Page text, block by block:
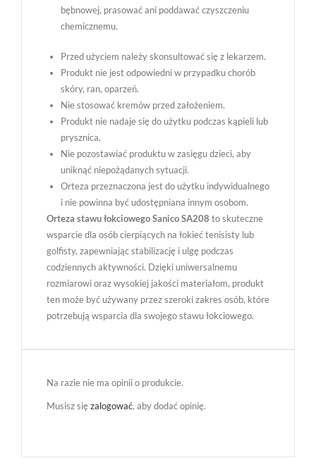
bębnowej, prasować ani poddawać czyszczeniu
chemicznemu.
Przed użyciem należy skonsultować się z lekarzem.
Produkt nie jest odpowiedni w przypadku chorób
skóry, ran, oparzeń.
Nie stosować kremów przed założeniem.
Produkt nie nadaje się do użytku podczas kąpieli lub
prysznica.
Nie pozostawiać produktu w zasięgu dzieci, aby
uniknąć niepożądanych sytuacji.
Orteza przeznaczona jest do użytku indywidualnego
i nie powinna być udostępniana innym osobom.
Orteza stawu łokciowego Sanico SA208 to skuteczne
wsparcie dla osób cierpiących na łokieć tenisisty lub
golfisty, zapewniając stabilizację i ulgę podczas
codziennych aktywności. Dzięki uniwersalnemu
rozmiarowi oraz wysokiej jakości materiałom, produkt
ten może być używany przez szeroki zakres osób, które
potrzebują wsparcia dla swojego stawu łokciowego.
Na razie nie ma opinii o produkcie.
Musisz sięzalogować, aby dodać opinię.